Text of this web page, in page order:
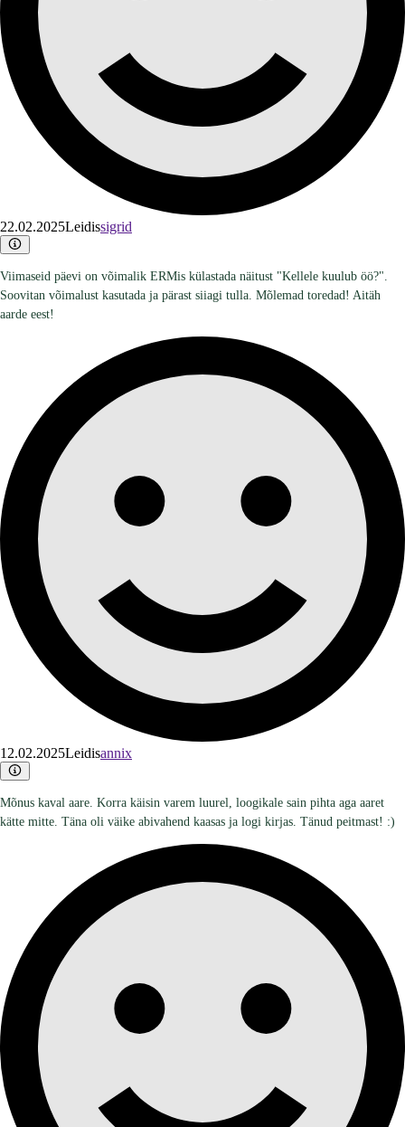
22.02.2025Leidissigrid
Viimaseid päevi on võimalik ERMis külastada näitust "Kellele kuulub öö?".
Soovitan võimalust kasutada ja pärast siiagi tulla. Mõlemad toredad! Aitäh
aarde eest!
12.02.2025Leidisannix
Mõnus kaval aare. Korra käisin varem luurel, loogikale sain pihta aga aaret
kätte mitte. Täna oli väike abivahend kaasas ja logi kirjas. Tänud peitmast! :)